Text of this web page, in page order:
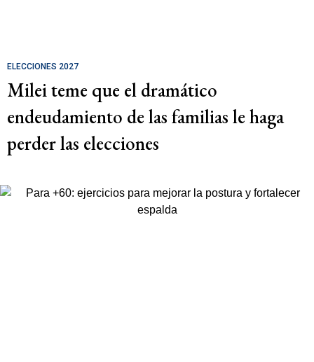
ELECCIONES 2027
Milei teme que el dramático
endeudamiento de las familias le haga
perder las elecciones